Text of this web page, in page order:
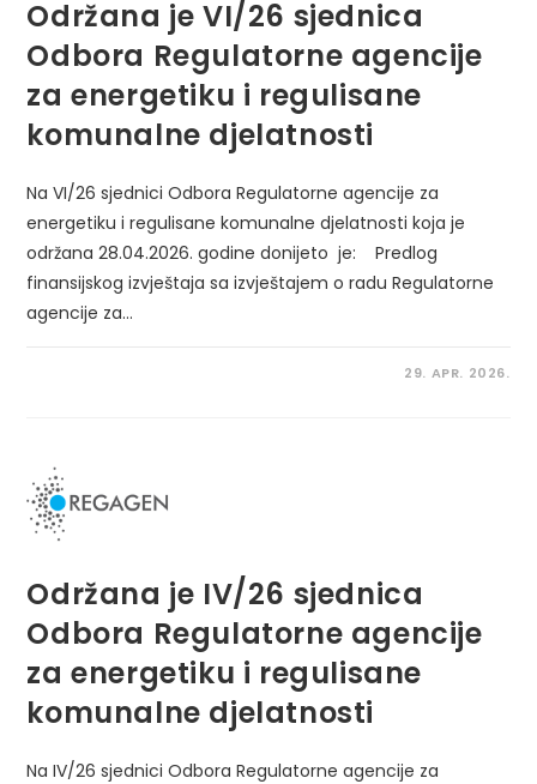
Održana je VI/26 sjednica
Odbora Regulatorne agencije
za energetiku i regulisane
komunalne djelatnosti
Na VI/26 sjednici Odbora Regulatorne agencije za
energetiku i regulisane komunalne djelatnosti koja je
održana 28.04.2026. godine donijeto je: Predlog
finansijskog izvještaja sa izvještajem o radu Regulatorne
agencije za…
29. APR. 2026.
Održana je IV/26 sjednica
Odbora Regulatorne agencije
za energetiku i regulisane
komunalne djelatnosti
Na IV/26 sjednici Odbora Regulatorne agencije za